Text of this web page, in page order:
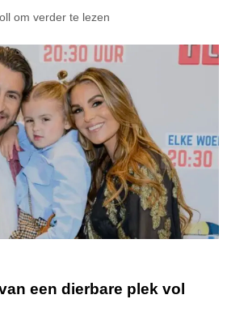
om verder te lezen
een dierbare plek vol